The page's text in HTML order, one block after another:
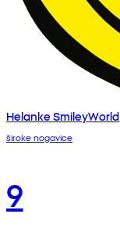
Helanke SmileyWorld
široke nogavice
9